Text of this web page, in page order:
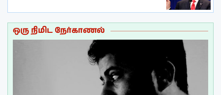
ஒரு நிமிட நேர்காணல்